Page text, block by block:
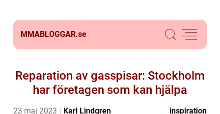
MMABLOGGAR.se
Reparation av gasspisar: Stockholm
har företagen som kan hjälpa
23 maj 2023 Karl Lindgren inspiration